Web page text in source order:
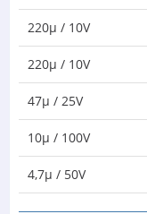
220µ / 10V
220µ / 10V
47µ / 25V
10µ / 100V
4,7µ / 50V